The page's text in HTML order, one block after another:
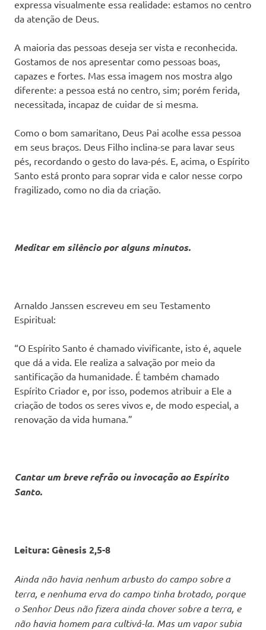
expressa visualmente essa realidade: estamos no centro
da atenção de Deus.
A maioria das pessoas deseja ser vista e reconhecida.
Gostamos de nos apresentar como pessoas boas,
capazes e fortes. Mas essa imagem nos mostra algo
diferente: a pessoa está no centro, sim; porém ferida,
necessitada, incapaz de cuidar de si mesma.
Como o bom samaritano, Deus Pai acolhe essa pessoa
em seus braços. Deus Filho inclina-se para lavar seus
pés, recordando o gesto do lava-pés. E, acima, o Espírito
Santo está pronto para soprar vida e calor nesse corpo
fragilizado, como no dia da criação.
Meditar em silêncio por alguns minutos.
Arnaldo Janssen escreveu em seu Testamento
Espiritual:
“O Espírito Santo é chamado vivificante, isto é, aquele
que dá a vida. Ele realiza a salvação por meio da
santificação da humanidade. É também chamado
Espírito Criador e, por isso, podemos atribuir a Ele a
criação de todos os seres vivos e, de modo especial, a
renovação da vida humana.”
Cantar um breve refrão ou invocação ao Espírito
Santo.
Leitura: Gênesis 2,5-8
Ainda não havia nenhum arbusto do campo sobre a
terra, e nenhuma erva do campo tinha brotado, porque
o Senhor Deus não fizera ainda chover sobre a terra, e
não havia homem para cultivá-la. Mas um vapor subia